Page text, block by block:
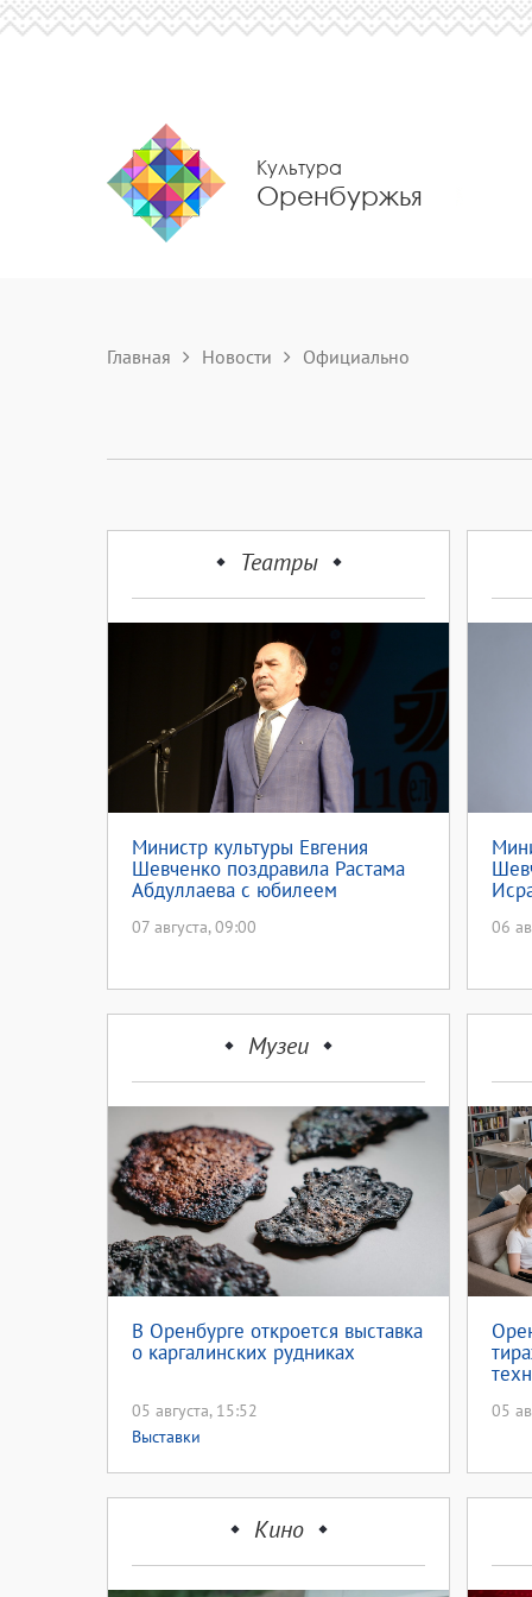
Культура
Оренбуржья
Главная Новости Официально
Театры
Министр культуры Евгения
Шевченко поздравила Растама
Абдуллаева с юбилеем
07 августа, 09:00 06
Музеи
В Оренбурге откроется выставка
о каргалинских рудниках
05 августа, 15:52
Выставки
05
Кино